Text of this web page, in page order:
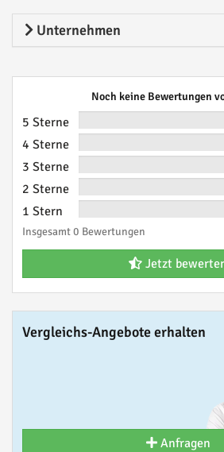
Unternehmen
Noch keine Bewertungen
5 Sterne
4 Sterne
3 Sterne
2 Sterne
1 Stern
Insgesamt 0 Bewertungen
Jetzt
Vergleichs-Angebote erhalten
Anfragen